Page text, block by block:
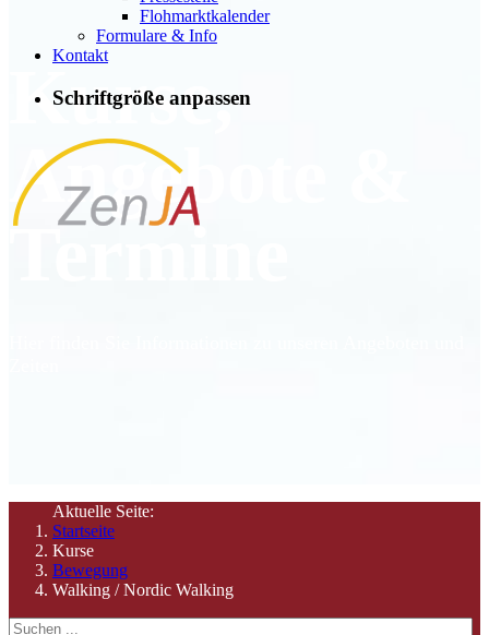
Flohmarktkalender
Formulare & Info
Kontakt
Schriftgröße anpassen
Kurse,
Angebote &
Termine
Aktuelle Seite:
Startseite
Kurse
Bewegung
Walking / Nordic Walking